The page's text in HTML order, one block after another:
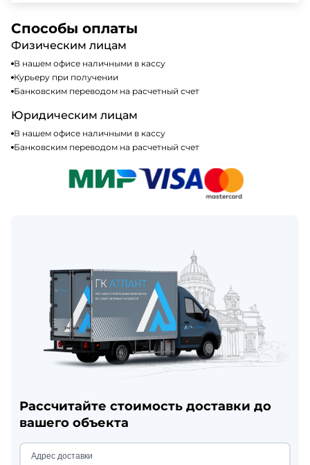
налогообложения, т.е с НДС 20%
Способы оплаты
Физическим лицам
В нашем офисе наличными в кассу
Курьеру при получении
Банковским переводом на расчетный счет
Юридическим лицам
В нашем офисе наличными в кассу
Банковским переводом на расчетный счет
Рассчитайте стоимость доставки до
вашего объекта